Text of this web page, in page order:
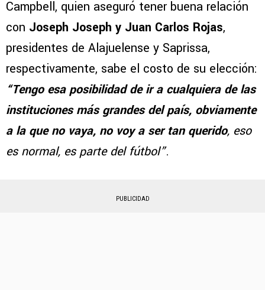
Campbell, quien aseguró tener buena relación
con Joseph Joseph y Juan Carlos Rojas,
presidentes de Alajuelense y Saprissa,
respectivamente, sabe el costo de su elección:
“Tengo esa posibilidad de ir a cualquiera de las
instituciones más grandes del país, obviamente
a la que no vaya, no voy a ser tan querido, eso
es normal, es parte del fútbol”.
PUBLICIDAD